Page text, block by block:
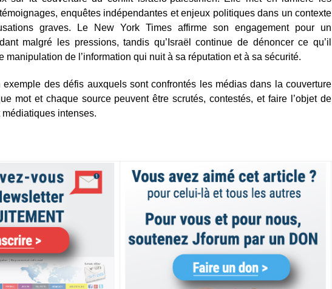
enquêtes indépendantes et enjeux politiques dans un contexte
graves. Le New York Times affirme son engagement pour un
malgré les pressions, tandis qu’Israël continue de dénoncer ce qu’il
manipulation de l’information qui nuit à sa réputation et à sa sécurité.
exemple des défis auxquels sont confrontés les médias dans la couverture
mot et chaque source peuvent être scrutés, contestés, et faire l’objet de
intenses.